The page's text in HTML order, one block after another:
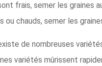
frais, semer les graines
ou chauds, semer les
de nombreuses
variétés mûrissent